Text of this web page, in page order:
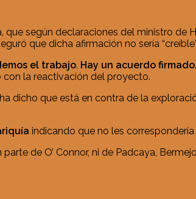
según declaraciones del ministro de
que dicha afirmación no sería
el trabajo. Hay un acuerdo
con la reactivación del proyecto.
dicho que está en contra de la
indicando que no les
de O’ Connor, ni de Padcaya,